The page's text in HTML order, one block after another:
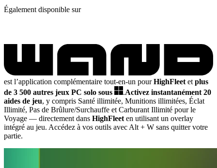
Également disponible sur
est l’application complémentaire tout-en-un pourHighFleet et plus
de 3 500 autres jeux PC solo sous
.Activez instantanément 20
aides de jeu, y compris Santé illimitée, Munitions illimitées, Éclat
Illimité, Pas de Brûlure/Surchauffe et Carburant Illimité pour le
Voyage — directement dans HighFleet en utilisant un overlay
intégré au jeu. Accédez à vos outils avec Alt + W sans quitter votre
partie.